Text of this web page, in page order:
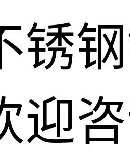
锈
迎